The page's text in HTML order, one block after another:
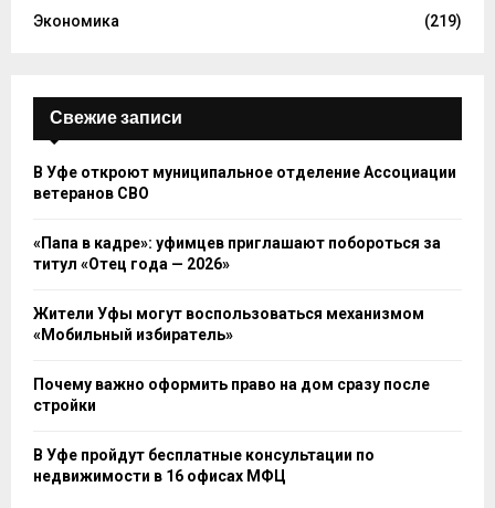
Экономика
(219)
Свежие записи
В Уфе откроют муниципальное отделение Ассоциации
ветеранов СВО
«Папа в кадре»: уфимцев приглашают побороться за
титул «Отец года — 2026»
Жители Уфы могут воспользоваться механизмом
«Мобильный избиратель»
Почему важно оформить право на дом сразу после
стройки
В Уфе пройдут бесплатные консультации по
недвижимости в 16 офисах МФЦ